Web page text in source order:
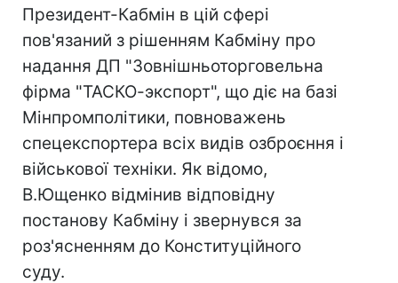
Президент-Кабмін в цій сфері
пов'язаний з рішенням Кабміну про
надання ДП "Зовнішньоторговельна
фірма "ТАСКО-экспорт", що діє на базі
Мінпромполітики, повноважень
спецекспортера всіх видів озброєння і
військової техніки. Як відомо,
В.Ющенко відмінив відповідну
постанову Кабміну і звернувся за
роз'ясненням до Конституційного
суду.